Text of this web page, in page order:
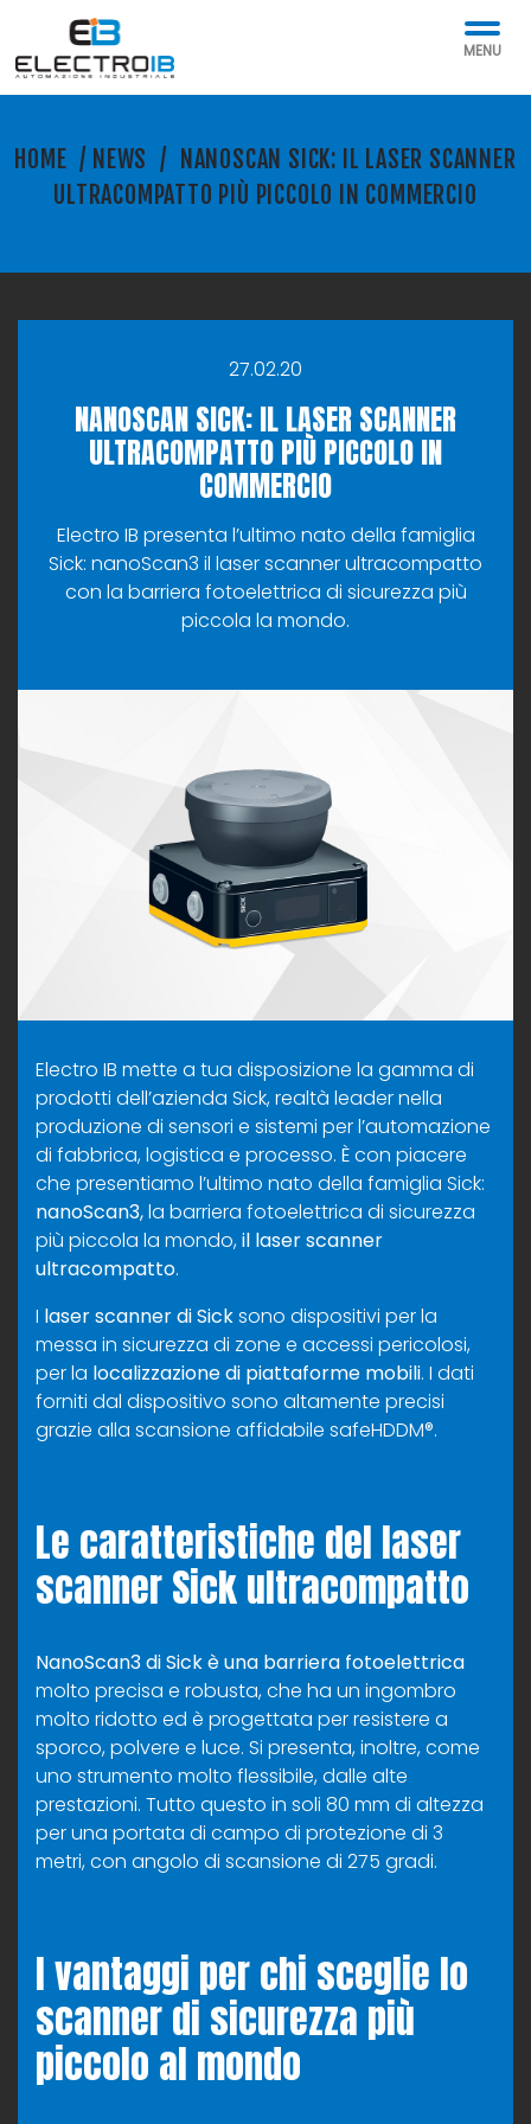
MENU
HOME / NEWS / NANOSCAN SICK: IL LASER SCANNER
ULTRACOMPATTO PIÙ PICCOLO IN COMMERCIO
27.02.20
NANOSCAN SICK: IL LASER SCANNER
ULTRACOMPATTO PIÙ PICCOLO IN
COMMERCIO
Electro IB presenta l’ultimo nato della famiglia
Sick: nanoScan3 il laser scanner ultracompatto
con la barriera fotoelettrica di sicurezza più
piccola la mondo.
Electro IB mette a tua disposizione la gamma di
prodotti dell’azienda Sick, realtà leader nella
produzione di sensori e sistemi per l’automazione
di fabbrica, logistica e processo. È con piacere
che presentiamo l’ultimo nato della famiglia Sick:
nanoScan3,la barriera fotoelettrica di sicurezza
più piccola la mondo,il laser scanner
ultracompatto.
I laser scanner di Sicksono dispositivi per la
messa in sicurezza di zone e accessi pericolosi,
per la localizzazione di piattaforme mobili. I dati
forniti dal dispositivo sono altamente precisi
grazie alla scansione affidabile safeHDDM®.
Le caratteristiche del laser
scanner Sick ultracompatto
NanoScan3 di Sick è una barriera fotoelettrica
molto precisa e robusta, che ha un ingombro
molto ridotto ed è progettata per resistere a
sporco, polvere e luce. Si presenta, inoltre, come
uno strumento molto flessibile, dalle alte
prestazioni. Tutto questo in soli 80 mm di altezza
per una portata di campo di protezione di 3
metri, con angolo di scansione di 275 gradi.
I vantaggi per chi sceglie lo
scanner di sicurezza più
piccolo al mondo